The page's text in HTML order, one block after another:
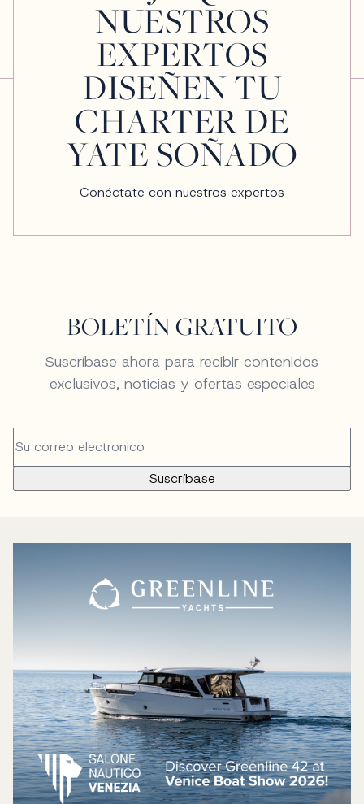
NUESTROS
EXPERTOS
DISEÑEN TU
CHARTER DE
YATE SOÑADO
Conéctate con nuestros expertos
BOLETÍN GRATUITO
Suscríbase ahora para recibir contenidos
exclusivos, noticias y ofertas especiales